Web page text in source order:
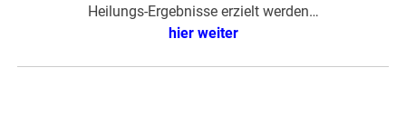
Heilungs-Ergebnisse erzielt werden…
hier weiter